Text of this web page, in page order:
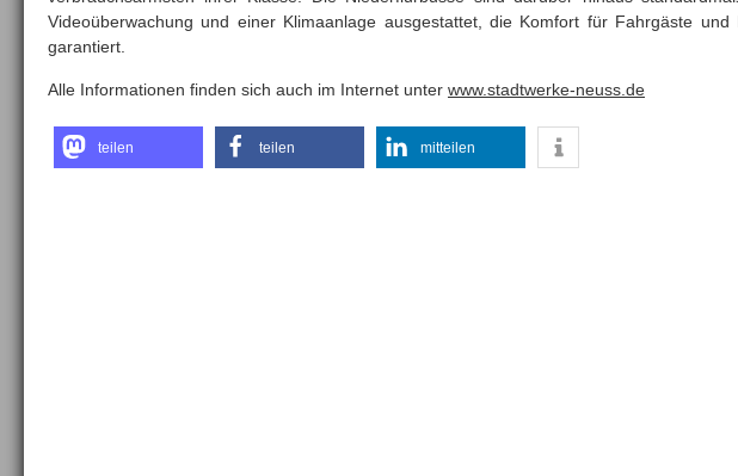
Videoüberwachung und einer Klimaanlage ausgestattet, die Komfort für Fahrgäste und
garantiert.
Alle Informationen finden sich auch im Internet unter www.stadtwerke-neuss.de
teilen teilen mitteilen